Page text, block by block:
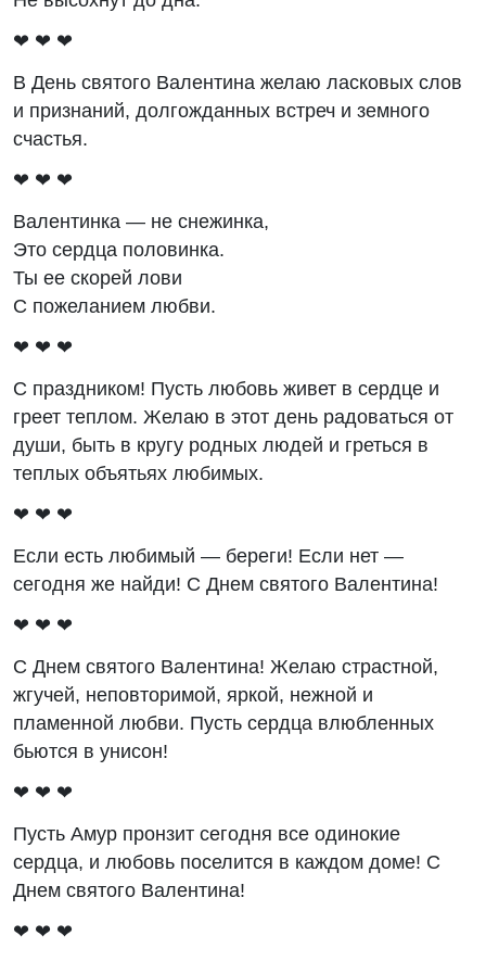
❤ ❤ ❤
В День святого Валентина желаю ласковых слов
и признаний, долгожданных встреч и земного
счастья.
❤ ❤ ❤
Валентинка — не снежинка,
Это сердца половинка.
Ты ее скорей лови
С пожеланием любви.
❤ ❤ ❤
С праздником! Пусть любовь живет в сердце и
греет теплом. Желаю в этот день радоваться от
души, быть в кругу родных людей и греться в
теплых объятьях любимых.
❤ ❤ ❤
Если есть любимый — береги! Если нет —
сегодня же найди! С Днем святого Валентина!
❤ ❤ ❤
С Днем святого Валентина! Желаю страстной,
жгучей, неповторимой, яркой, нежной и
пламенной любви. Пусть сердца влюбленных
бьются в унисон!
❤ ❤ ❤
Пусть Амур пронзит сегодня все одинокие
сердца, и любовь поселится в каждом доме! С
Днем святого Валентина!
❤ ❤ ❤